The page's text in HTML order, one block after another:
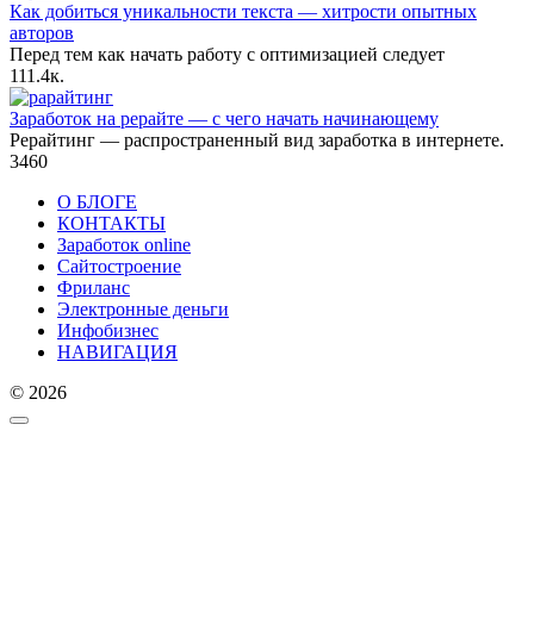
Как добиться уникальности текста — хитрости опытных
авторов
Перед тем как начать работу с оптимизацией следует
111.4к.
Заработок на рерайте — с чего начать начинающему
Рерайтинг — распространенный вид заработка в интернете.
3460
О БЛОГЕ
КОНТАКТЫ
Заработок online
Сайтостроение
Фриланс
Электронные деньги
Инфобизнес
НАВИГАЦИЯ
© 2026